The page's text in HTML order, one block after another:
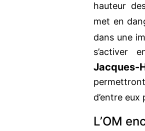
hauteur
met en
dans une
s’activer
Jacques-
d’entre
L’OM